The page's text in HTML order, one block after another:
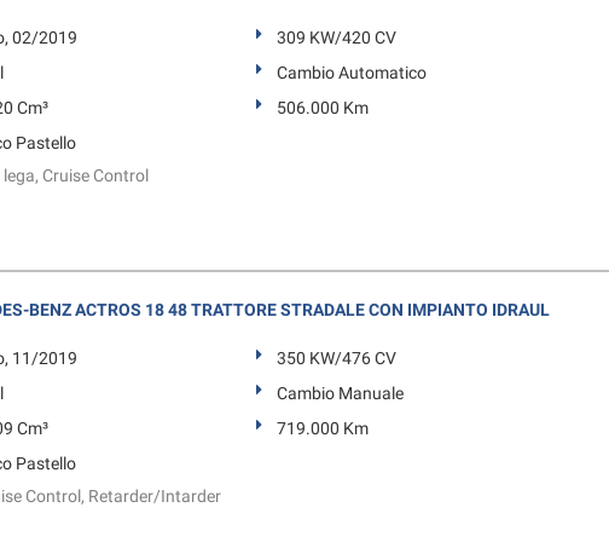
02/2019
309 KW/420 CV
Cambio Automatico
Cm³
506.000 Km
Pastello
lega, Cruise Control
BENZ ACTROS 18 48 TRATTORE STRADALE CON IMPIANTO IDRAUL
11/2019
350 KW/476 CV
Cambio Manuale
Cm³
719.000 Km
Pastello
Control, Retarder/Intarder